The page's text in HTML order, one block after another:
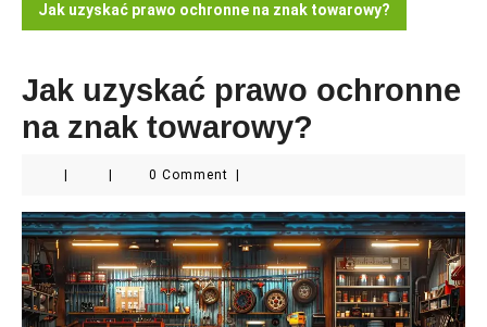
Jak uzyskać prawo ochronne na znak towarowy?
Jak uzyskać prawo ochronne
na znak towarowy?
0 Comment